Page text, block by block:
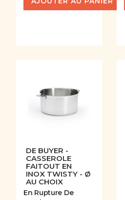
DE BUYER -
CASSEROLE
FAITOUT EN
INOX TWISTY - Ø
AU CHOIX
En Rupture De